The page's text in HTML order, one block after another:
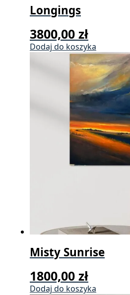
Longings
3800,00 zł
Dodaj do koszyka
Misty Sunrise
1800,00 zł
Dodaj do koszyka